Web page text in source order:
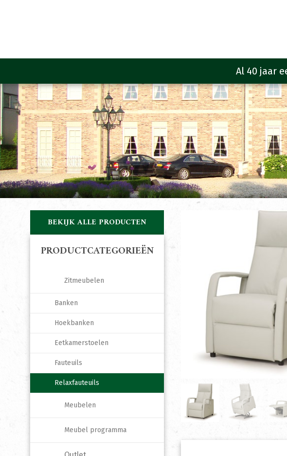
BEKIJK ALLE PRODUCTEN
PRODUCTCATEGORIEËN
Zitmeubelen
Banken
Hoekbanken
Eetkamerstoelen
Fauteuils
Relaxfauteuils
Meubelen
Meubel programma